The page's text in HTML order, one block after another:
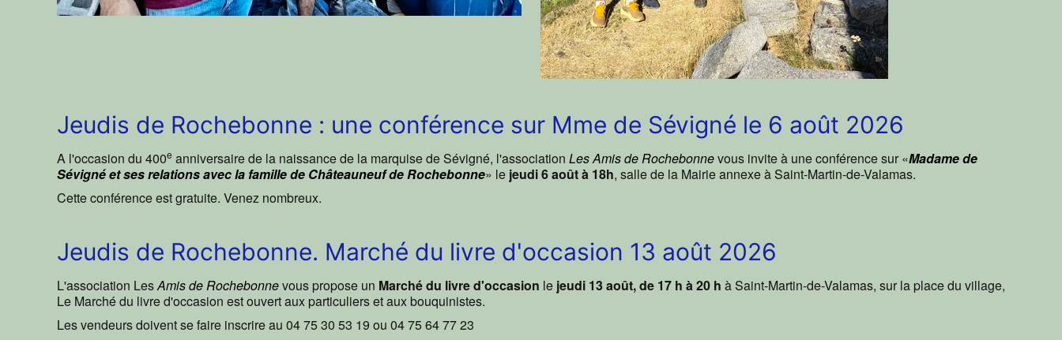
Jeudis de Rochebonne : une conférence sur Mme de Sévigné le 6 août 2026
A l'occasion du 400e anniversaire de la naissance de la marquise de Sévigné, l'association Les Amis de Rochebonnevous invite à une conférence sur «Madame de
Sévigné et ses relations avec la famille de Châteauneuf de Rochebonne» le jeudi 6 août à 18h, salle de la Mairie annexe à Saint-Martin-de-Valamas.
Cette conférence est gratuite. Venez nombreux.
Jeudis de Rochebonne. Marché du livre d'occasion 13 août 2026
L'association LesAmis de Rochebonnevous propose un Marché du livre d'occasion le jeudi 13 août, de 17 h à 20 h à Saint-Martin-de-Valamas, sur la place du village,
Le Marché du livre d'occasion est ouvert aux particuliers et aux bouquinistes.
Les vendeurs doivent se faire inscrire au 04 75 30 53 19 ou 04 75 64 77 23